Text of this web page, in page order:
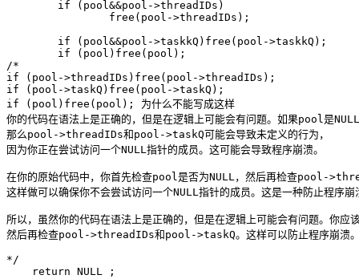
/*
if (pool->threadIDs)free(pool->threadIDs);
if (pool->taskQ)free(pool->taskQ);
if (pool)free(pool); 为什么不能写成这样
你的代码在语法上是正确的，但是在逻辑上可能会有问题。如果pool是
那么pool->threadIDs和pool->taskQ可能会导致未定义的行为，
因为你正在尝试访问一个NULL指针的成员。这可能会导致程序崩溃。
在你的原始代码中，你首先检查pool是否为NULL，然后再检查pool-
这样做可以确保你不会尝试访问一个NULL指针的成员。这是一种防止程序崩
所以，虽然你的代码在语法上是正确的，但是在逻辑上可能会有问题。你
然后再检查pool->threadIDs和pool->taskQ。这样可以防止程序崩溃
*/
    return NULL ;